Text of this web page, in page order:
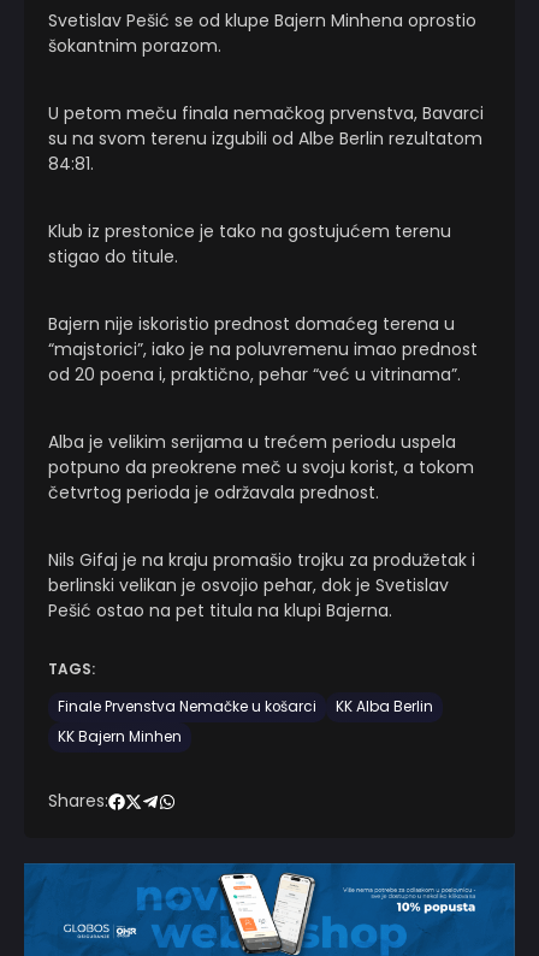
Svetislav Pešić se od klupe Bajern Minhena oprostio
šokantnim porazom.
U petom meču finala nemačkog prvenstva, Bavarci
su na svom terenu izgubili od Albe Berlin rezultatom
84:81.
Klub iz prestonice je tako na gostujućem terenu
stigao do titule.
Bajern nije iskoristio prednost domaćeg terena u
“majstorici”, iako je na poluvremenu imao prednost
od 20 poena i, praktično, pehar “već u vitrinama”.
Alba je velikim serijama u trećem periodu uspela
potpuno da preokrene meč u svoju korist, a tokom
četvrtog perioda je održavala prednost.
Nils Gifaj je na kraju promašio trojku za produžetak i
berlinski velikan je osvojio pehar, dok je Svetislav
Pešić ostao na pet titula na klupi Bajerna.
TAGS:
Finale Prvenstva Nemačke u košarci
KK Alba Berlin
KK Bajern Minhen
Shares: